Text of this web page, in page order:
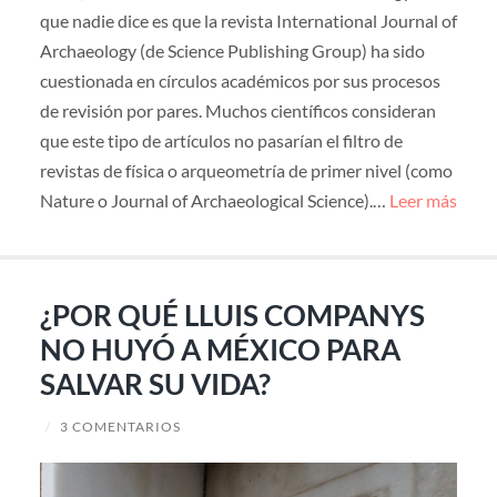
que nadie dice es que la revista International Journal of
Archaeology (de Science Publishing Group) ha sido
cuestionada en círculos académicos por sus procesos
de revisión por pares. Muchos científicos consideran
que este tipo de artículos no pasarían el filtro de
revistas de física o arqueometría de primer nivel (como
Nature o Journal of Archaeological Science).… Leer más
¿POR QUÉ LLUIS COMPANYS
NO HUYÓ A MÉXICO PARA
SALVAR SU VIDA?
/ 3 COMENTARIOS